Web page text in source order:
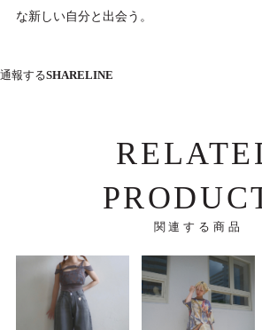
な新しい自分と出会う。
通報するSHARELINE
関連する商品